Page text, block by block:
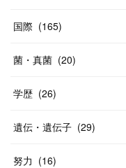
国際 (165)
菌・真菌 (20)
学歴 (26)
遺伝・遺伝子 (29)
努力 (16)